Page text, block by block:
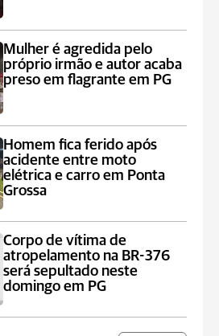
Mulher é agredida pelo
próprio irmão e autor acaba
preso em flagrante em PG
Homem fica ferido após
acidente entre moto
elétrica e carro em Ponta
Grossa
Corpo de vítima de
atropelamento na BR-376
será sepultado neste
domingo em PG